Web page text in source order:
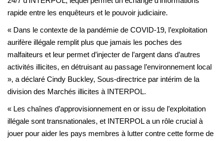
rapide entre les enquêteurs et le pouvoir judiciaire.
« Dans le contexte de la pandémie de COVID-19, l’exploitation
aurifère illégale remplit plus que jamais les poches des
malfaiteurs et leur permet d’injecter de l’argent dans d’autres
activités illicites, en détruisant au passage l’environnement local
», a déclaré Cindy Buckley, Sous-directrice par intérim de la
division des Marchés illicites à INTERPOL.
« Les chaînes d’approvisionnement en or issu de l’exploitation
illégale sont transnationales, et INTERPOL a un rôle crucial à
jouer pour aider les pays membres à lutter contre cette forme de